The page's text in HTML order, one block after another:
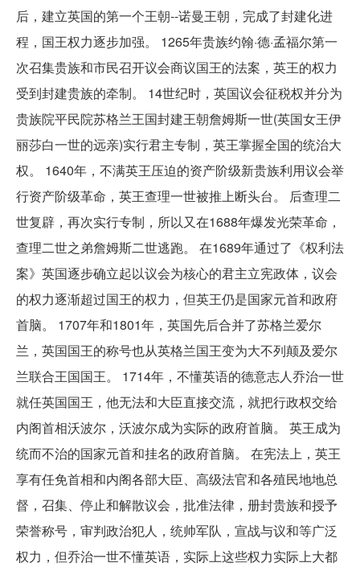
后，建立英国的第一个王朝--诺曼王朝，完成了封建化进
程，国王权力逐步加强。 1265年贵族约翰·德·孟福尔第一
次召集贵族和市民召开议会商议国王的法案，英王的权力
受到封建贵族的牵制。 14世纪时，英国议会征税权并分为
贵族院平民院苏格兰王国封建王朝詹姆斯一世(英国女王伊
丽莎白一世的远亲)实行君主专制，英王掌握全国的统治大
权。 1640年，不满英王压迫的资产阶级新贵族利用议会举
行资产阶级革命，英王查理一世被推上断头台。 后查理二
世复辟，再次实行专制，所以又在1688年爆发光荣革命，
查理二世之弟詹姆斯二世逃跑。 在1689年通过了《权利法
案》英国逐步确立起以议会为核心的君主立宪政体，议会
的权力逐渐超过国王的权力，但英王仍是国家元首和政府
首脑。 1707年和1801年，英国先后合并了苏格兰爱尔
兰，英国国王的称号也从英格兰国王变为大不列颠及爱尔
兰联合王国国王。 1714年，不懂英语的德意志人乔治一世
就任英国国王，他无法和大臣直接交流，就把行政权交给
内阁首相沃波尔，沃波尔成为实际的政府首脑。 英王成为
统而不治的国家元首和挂名的政府首脑。 在宪法上，英王
享有任免首相和内阁各部大臣、高级法官和各殖民地地总
督，召集、停止和解散议会，批准法律，册封贵族和授予
荣誉称号，审判政治犯人，统帅军队，宣战与议和等广泛
权力，但乔治一世不懂英语，实际上这些权力实际上大都